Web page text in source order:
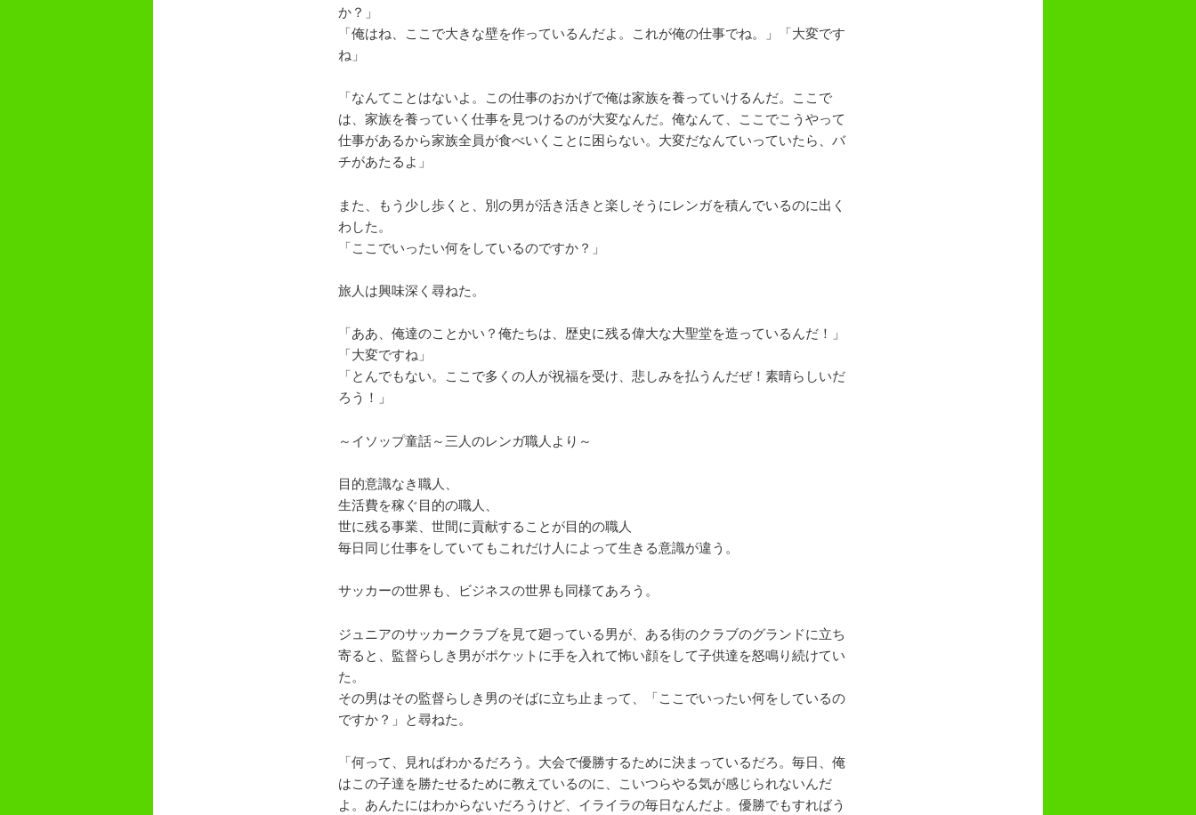
か？」
「俺はね、ここで大きな壁を作っているんだよ。これが俺の仕事でね。」「大変です
ね」
「なんてことはないよ。この仕事のおかげで俺は家族を養っていけるんだ。ここで
は、家族を養っていく仕事を見つけるのが大変なんだ。俺なんて、ここでこうやって
仕事があるから家族全員が食べいくことに困らない。大変だなんていっていたら、バ
チがあたるよ」
また、もう少し歩くと、別の男が活き活きと楽しそうにレンガを積んでいるのに出く
わした。
「ここでいったい何をしているのですか？」
旅人は興味深く尋ねた。
「ああ、俺達のことかい？俺たちは、歴史に残る偉大な大聖堂を造っているんだ！」
「大変ですね」
「とんでもない。ここで多くの人が祝福を受け、悲しみを払うんだぜ！素晴らしいだ
ろう！」
～イソップ童話～三人のレンガ職人より～
目的意識なき職人、
生活費を稼ぐ目的の職人、
世に残る事業、世間に貢献することが目的の職人
毎日同じ仕事をしていてもこれだけ人によって生きる意識が違う。
サッカーの世界も、ビジネスの世界も同様てあろう。
ジュニアのサッカークラブを見て廻っている男が、ある街のクラブのグランドに立ち
寄ると、監督らしき男がポケットに手を入れて怖い顔をして子供達を怒鳴り続けてい
た。
その男はその監督らしき男のそばに立ち止まって、「ここでいったい何をしているの
ですか？」と尋ねた。
「何って、見ればわかるだろう。大会で優勝するために決まっているだろ。毎日、俺
はこの子達を勝たせるために教えているのに、こいつらやる気が感じられないんだ
よ。あんたにはわからないだろうけど、イライラの毎日なんだよ。優勝でもすればう